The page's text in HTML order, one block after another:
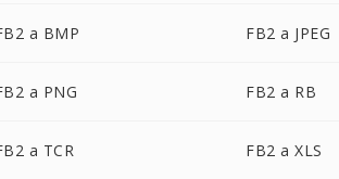
a BMP FB2 a JPEG
a PNG FB2 a RB
a TCR FB2 a XLS